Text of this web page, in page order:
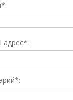
адрес*: